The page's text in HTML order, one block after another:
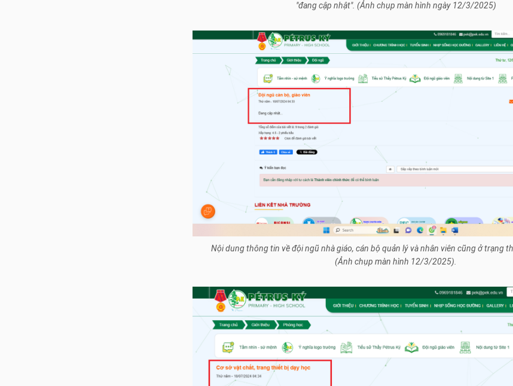
"đang cập nhật". (Ảnh chụp màn hình ngày 12/3/2025)
Nội dung thông tin về đội ngũ nhà giáo, cán bộ quản lý và nhân viên cũng ở trạng
(Ảnh chụp màn hình 12/3/2025).